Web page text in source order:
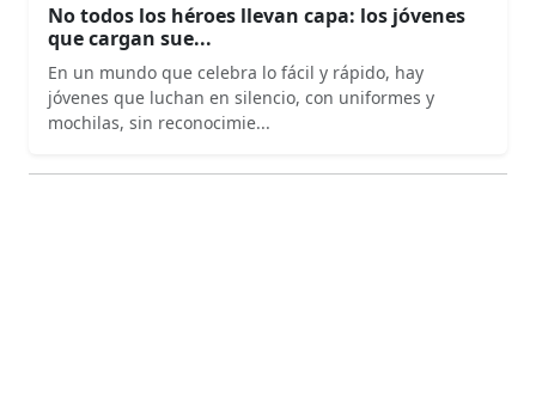
No todos los héroes llevan capa: los jóvenes
que cargan sue...
En un mundo que celebra lo fácil y rápido, hay
jóvenes que luchan en silencio, con uniformes y
mochilas, sin reconocimie...